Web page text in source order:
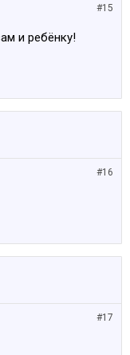
#15
и ребёнку!
#16
#17